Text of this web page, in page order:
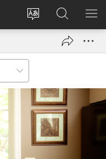
Fetola
Tsena
e
Senka
JW.ORG/